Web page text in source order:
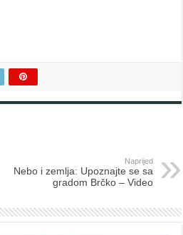
Naprijed
Nebo i zemlja: Upoznajte se sa
gradom Brčko – Video